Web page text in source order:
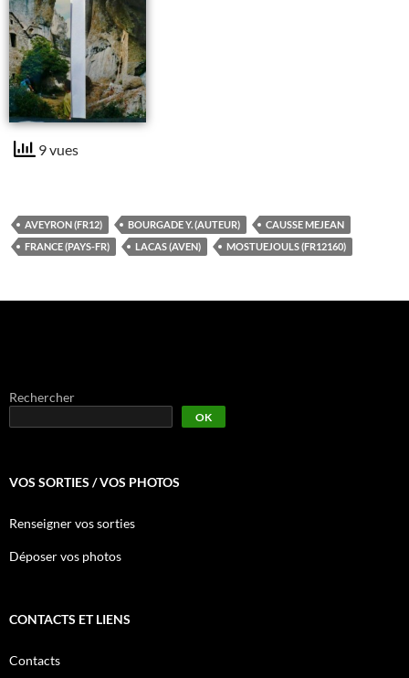
9 vues
AVEYRON (FR12) BOURGADE Y. (AUTEUR)
CAUSSE MEJEAN
FRANCE (PAYS-FR)
LACAS (AVEN) MOSTUEJOULS (FR12160)
Rechercher
OK
VOS SORTIES / VOS PHOTOS
Renseigner vos sorties
Déposer vos photos
CONTACTS ET LIENS
Contacts